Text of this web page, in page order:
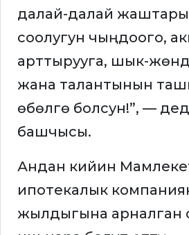
далай-далай
соолугун чыңдоого,
арттырууга, шык-
жана талантынын
өбөлгө болсун!”, —
башчысы.
Андан кийин
ипотекалык
жылдыгына арналган